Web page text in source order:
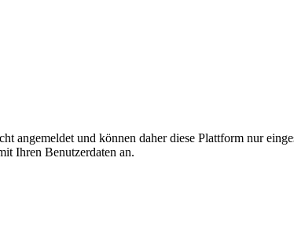
angemeldet und können daher diese Plattform nur
Ihren Benutzerdaten an.